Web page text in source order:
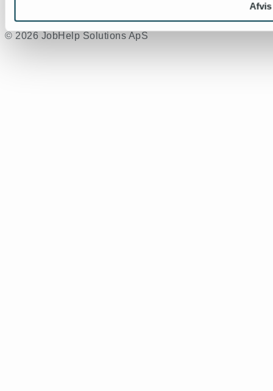
Afvis
© 2026 JobHelp Solutions ApS